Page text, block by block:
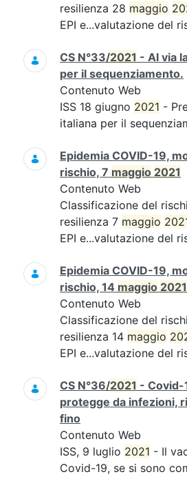
resilienza 28 maggio
EPI e...valutazione del
CS N°33/2021 - Al via
per il sequenziamento.
Contenuto Web
ISS 18 giugno 2021 -
italiana per il
Epidemia COVID-19,
rischio, 7 maggio 2021
Contenuto Web
Classificazione del
resilienza 7 maggio
EPI e...valutazione del
Epidemia COVID-19,
rischio, 14 maggio 2021
Contenuto Web
Classificazione del
resilienza 14 maggio
EPI e...valutazione del
CS N°36/2021 - Covid-
protegge da infezioni,
fino
Contenuto Web
ISS, 9 luglio 2021 - Il
Covid-19, se si sono